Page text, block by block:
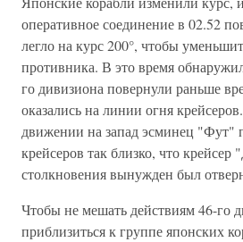
оперативное соединение в 02.52
легло на курс 200°, чтобы
противника. В это время
го дивизиона повернули раньше
оказались на линии огня
движении на запад эсминец "Фут"
крейсеров так близко, что
столкновения вынужден был
Чтобы не мешать действиям 46-го
приблизиться к группе японских